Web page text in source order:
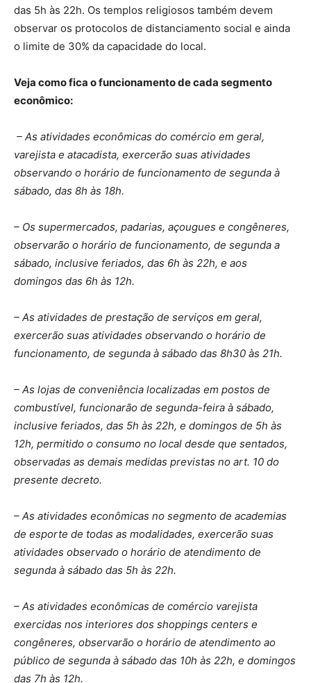
das 5h às 22h. Os templos religiosos também devem
observar os protocolos de distanciamento social e ainda
o limite de 30% da capacidade do local.
Veja como fica o funcionamento de cada segmento
econômico:
– As atividades econômicas do comércio em geral,
varejista e atacadista, exercerão suas atividades
observando o horário de funcionamento de segunda à
sábado, das 8h às 18h.
– Os supermercados, padarias, açougues e congêneres,
observarão o horário de funcionamento, de segunda a
sábado, inclusive feriados, das 6h às 22h, e aos
domingos das 6h às 12h.
– As atividades de prestação de serviços em geral,
exercerão suas atividades observando o horário de
funcionamento, de segunda à sábado das 8h30 às 21h.
– As lojas de conveniência localizadas em postos de
combustível, funcionarão de segunda-feira à sábado,
inclusive feriados, das 5h às 22h, e domingos de 5h às
12h, permitido o consumo no local desde que sentados,
observadas as demais medidas previstas no art. 10 do
presente decreto.
– As atividades econômicas no segmento de academias
de esporte de todas as modalidades, exercerão suas
atividades observado o horário de atendimento de
segunda à sábado das 5h às 22h.
– As atividades econômicas de comércio varejista
exercidas nos interiores dos shoppings centers e
congêneres, observarão o horário de atendimento ao
público de segunda à sábado das 10h às 22h, e domingos
das 7h às 12h.